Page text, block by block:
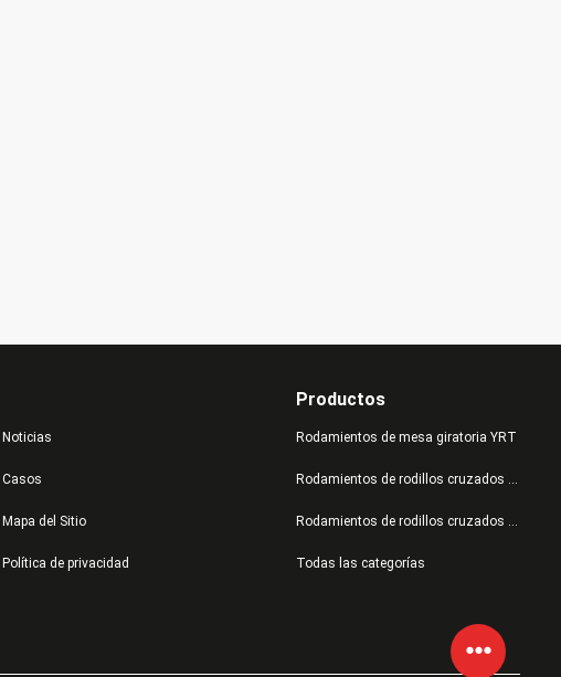
Noticias
Casos
Mapa del Sitio
Política de privacidad
Productos
Rodamientos de mesa giratoria YRT
Rodamientos de rodillos cruzados serie INA XU/XSU/SX/RU
Rodamientos de rodillos cruzados serie INA RB/RE/RA/XV
Todas las categorías